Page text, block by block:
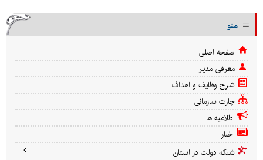
منو
صفحه اصلی
معرفی مدیر
شرح وظایف و اهداف
چارت سازمانی
اطلاعیه ها
اخبار
شبکه دولت در استان